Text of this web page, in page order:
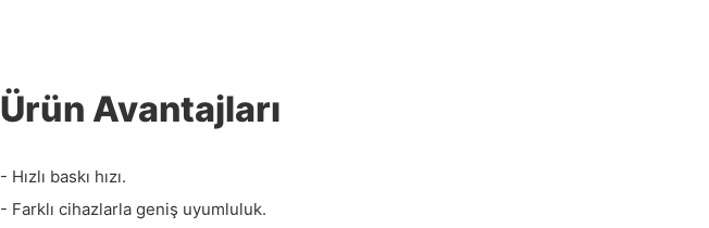
Ürün Avantajları
- Hızlı baskı hızı.
- Farklı cihazlarla geniş uyumluluk.